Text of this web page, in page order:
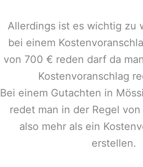
Allerdings ist es wichtig zu
bei einem
von 700 € reden darf da
Kostenvoranschlag
Bei einem Gutachten in
redet man in der Regel
also mehr als ein
erstellen.